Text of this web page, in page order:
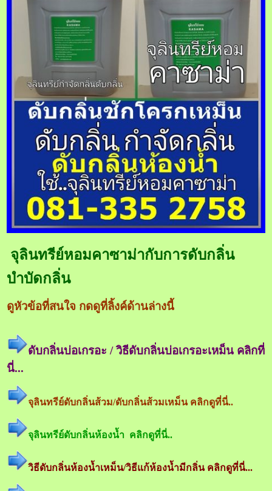
จุลินทรีย์หอมคาซาม่ากับการดับกลิ่น
บำบัดกลิ่น
ดูหัวข้อที่สนใจ กดดูที่ลิ้งค์ด้านล่างนี้
ดับกลิ่นบ่อเกรอะ / วิธีดับกลิ่นบ่อเกรอะเหม็น คลิกที่
นี่...
จุลินทรีย์ดับกลิ่นส้วม/ดับกลิ่นส้วมเหม็น คลิกดูที่นี่..
จุลินทรีย์ดับกลิ่นห้องน้ำ คลิกดูที่นี่..
วิธีดับกลิ่นห้องน้ำเหม็น/วิธีแก้ห้องน้ำมีกลิ่น คลิกดูที่นี่...